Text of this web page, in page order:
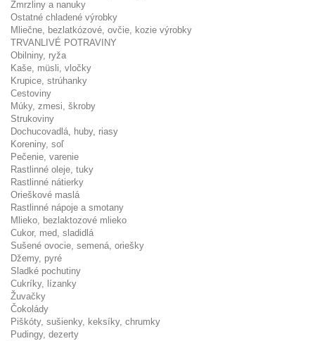
Zmrzliny a nanuky
Ostatné chladené výrobky
Mliečne, bezlatkózové, ovčie, kozie výrobky
TRVANLIVÉ POTRAVINY
Obilniny, ryža
Kaše, müsli, vločky
Krupice, strúhanky
Cestoviny
Múky, zmesi, škroby
Strukoviny
Dochucovadlá, huby, riasy
Koreniny, soľ
Pečenie, varenie
Rastlinné oleje, tuky
Rastlinné nátierky
Orieškové maslá
Rastlinné nápoje a smotany
Mlieko, bezlaktozové mlieko
Cukor, med, sladidlá
Sušené ovocie, semená, oriešky
Džemy, pyré
Sladké pochutiny
Cukríky, lízanky
Žuvačky
Čokolády
Piškóty, sušienky, keksíky, chrumky
Pudingy, dezerty